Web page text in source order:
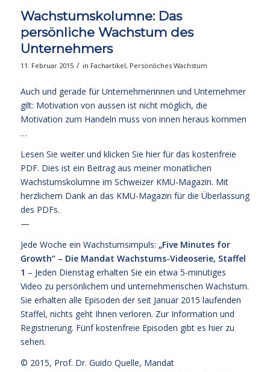
Wachstumskolumne: Das
persönliche Wachstum des
Unternehmers
11. Februar 2015 / in Fachartikel, Persönliches Wachstum
Auch und gerade für Unternehmerinnen und Unternehmer
gilt: Motivation von aussen ist nicht möglich, die
Motivation zum Handeln muss von innen heraus kommen
…
Lesen Sie weiter und klicken Sie hier für das kostenfreie
PDF. Dies ist ein Beitrag aus meiner monatlichen
Wachstumskolumne im Schweizer KMU-Magazin. Mit
herzlichem Dank an das KMU-Magazin für die Überlassung
des PDFs.
—
Jede Woche ein Wachstumsimpuls: „Five Minutes for
Growth“ – Die Mandat Wachstums-Videoserie, Staffel
1 – Jeden Dienstag erhalten Sie ein etwa 5-minütiges
Video zu persönlichem und unternehmerischen Wachstum.
Sie erhalten alle Episoden der seit Januar 2015 laufenden
Staffel, nichts geht Ihnen verloren. Zur Information und
Registrierung. Fünf kostenfreie Episoden gibt es hier zu
sehen.
© 2015, Prof. Dr. Guido Quelle, Mandat